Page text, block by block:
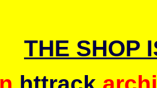
THE SHOP